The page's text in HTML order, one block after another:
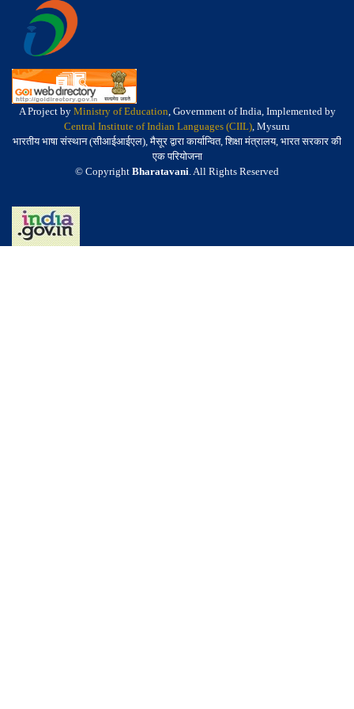
A Project by Ministry of Education, Government of India, Implemented by
Central Institute of Indian Languages (CIIL), Mysuru
भारतीय भाषा संस्थान (सीआईआईएल), मैसूर द्वारा कार्यान्वित, शिक्षा मंत्रालय, भारत सरकार की
एक परियोजना
© Copyright Bharatavani. All Rights Reserved